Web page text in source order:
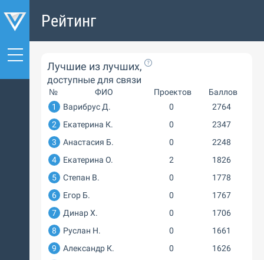
Рейтинг
Лучшие из лучших,
доступные для связи
№ ФИО Проектов
Баллов
1
Варибрус Д. 0
2764
2
Екатерина К. 0
2347
3
Анастасия Б. 0
2248
4
Екатерина О. 2
1826
5
Степан В. 0
1778
6
Егор Б. 0
1767
7
Динар Х. 0
1706
8
Руслан Н. 0
1661
9
Александр К. 0
1626